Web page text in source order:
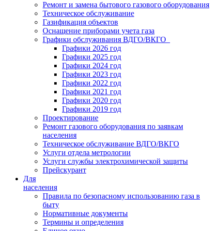
Ремонт и замена бытового газового оборудования
Техническое обслуживание
Газификация объектов
Оснащение приборами учета газа
Графики обслуживания ВДГО/ВКГО
Графики 2026 год
Графики 2025 год
Графики 2024 год
Графики 2023 год
Графики 2022 год
Графики 2021 год
Графики 2020 год
Графики 2019 год
Проектирование
Ремонт газового оборудования по заявкам
населения
Техническое обслуживание ВДГО/ВКГО
Услуги отдела метрологии
Услуги службы электрохимической защиты
Прейскурант
Для
населения
Правила по безопасному использованию газа в
быту
Нормативные документы
Термины и определения